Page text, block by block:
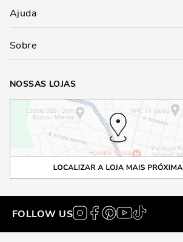
Ajuda
Sobre
NOSSAS LOJAS
FOLLOW US